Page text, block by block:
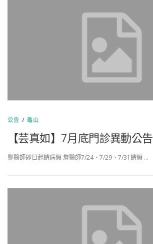
公告 /龜山
【芸真如】7月底門診異動公告
鄭醫師即日起請病假 詹醫師7/24、7/29、7/31請假 …